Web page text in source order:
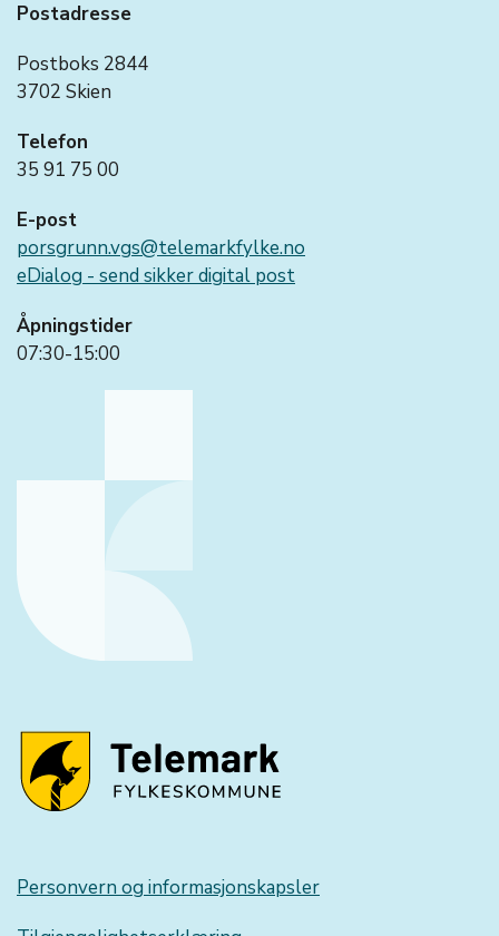
Postadresse
Postboks 2844
3702 Skien
Telefon
35 91 75 00
E-post
porsgrunn.vgs@telemarkfylke.no
eDialog - send sikker digital post
Åpningstider
07:30-15:00
Personvern og informasjonskapsler